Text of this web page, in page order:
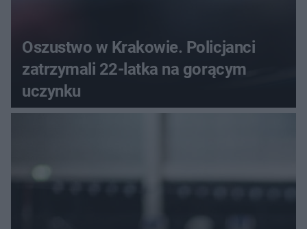
Oszustwo w Krakowie. Policjanci
zatrzymali 22-latka na gorącym
uczynku